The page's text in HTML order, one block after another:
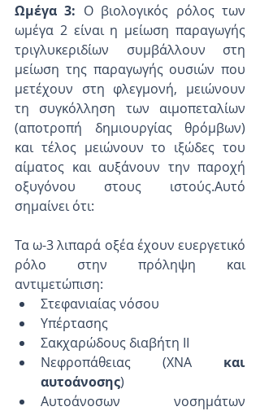
Ωμέγα 3: Ο βιολογικός ρόλος των
ωμέγα 2 είναι η μείωση παραγωγής
τριγλυκεριδίων συμβάλλουν στη
μείωση της παραγωγής ουσιών που
μετέχουν στη φλεγμονή, μειώνουν
τη συγκόλληση των αιμοπεταλίων
(αποτροπή δημιουργίας θρόμβων)
και τέλος μειώνουν το ιξώδες του
αίματος και αυξάνουν την παροχή
οξυγόνου στους ιστούς.Αυτό
σημαίνει ότι:
Τα ω-3 λιπαρά οξέα έχουν ευεργετικό
ρόλο στην πρόληψη και
αντιμετώπιση:
Στεφανιαίας νόσου
Υπέρτασης
Σακχαρώδους διαβήτη ΙΙ
Νεφροπάθειας (ΧΝΑ και
αυτοάνοσης)
Αυτοάνοσων νοσημάτων